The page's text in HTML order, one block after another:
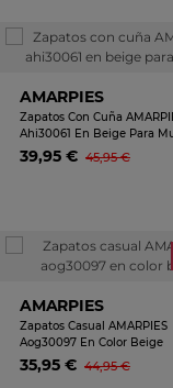
AMARPIES
Zapatos Con Cuña
Ahi30061 En Beige Para
39,95 € 45,95 €
AMARPIES
Zapatos Casual AMARPIES
Aog30097 En Color Beige
35,95 € 44,95 €